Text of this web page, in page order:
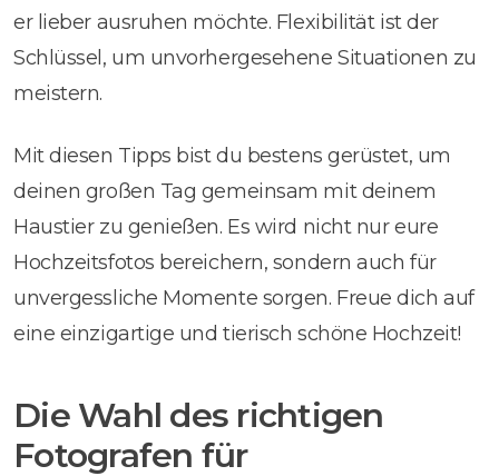
er lieber ausruhen möchte. Flexibilität ist der
Schlüssel, um unvorhergesehene Situationen zu
meistern.
Mit diesen Tipps bist du bestens gerüstet, um
deinen großen Tag gemeinsam mit deinem
Haustier zu genießen. Es wird nicht nur eure
Hochzeitsfotos bereichern, sondern auch für
unvergessliche Momente sorgen. Freue dich auf
eine einzigartige und tierisch schöne Hochzeit!
Die Wahl des richtigen
Fotografen für